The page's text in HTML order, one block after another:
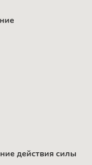
действия силы